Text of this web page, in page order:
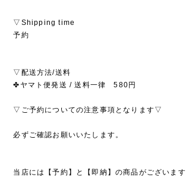
▽Shipping time
予約
▽配送方法/送料
✤ヤマト便発送 / 送料一律 580円
▽ご予約についての注意事項となります▽
必ずご確認お願いいたします。
当店には【予約】と【即納】の商品がございます